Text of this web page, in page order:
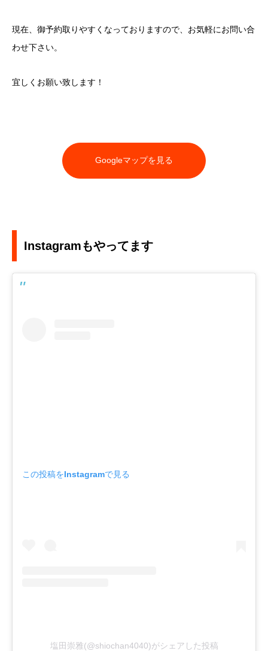
現在、御予約取りやすくなっておりますので、お気軽にお問い合
わせ下さい。
宜しくお願い致します！
Googleマップを見る
Instagramもやってます
この投稿をInstagramで見る
塩田崇雅(@shiochan4040)がシェアした投稿